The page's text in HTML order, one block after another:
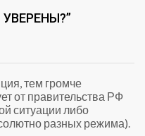
УВЕРЕНЫ?”
тем громче
от правительства РФ
ситуации либо
разных режима).